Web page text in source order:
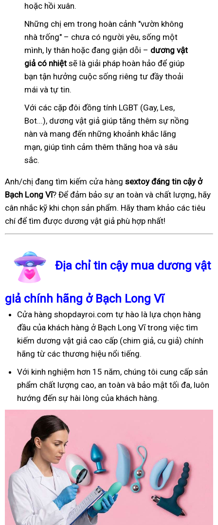
hoặc hồi xuân.
Những chị em trong hoàn cảnh "vườn không
nhà trống" – chưa có người yêu, sống một
mình, ly thân hoặc đang giận dỗi – dương vật
giả có nhiệt sẽ là giải pháp hoàn hảo để giúp
bạn tận hưởng cuộc sống riêng tư đầy thoải
mái và tự tin.
Với các cặp đôi đồng tính LGBT (Gay, Les,
Bot...), dương vật giả giúp tăng thêm sự nồng
nàn và mang đến những khoảnh khắc lãng
mạn, giúp tình cảm thêm thăng hoa và sâu
sắc.
Anh/chị đang tìm kiếm cửa hàng sextoy đáng tin cậy ở
Bạch Long Vĩ? Để đảm bảo sự an toàn và chất lượng, hãy
cân nhắc kỹ khi chọn sản phẩm. Hãy tham khảo các tiêu
chí để tìm được dương vật giả phù hợp nhất!
Địa chỉ tin cậy mua dương vật
giả chính hãng ở Bạch Long Vĩ
Cửa hàng shopdayroi.com tự hào là lựa chọn hàng
đầu của khách hàng ở Bạch Long Vĩ trong việc tìm
kiếm dương vật giả cao cấp (chim giả, cu giả) chính
hãng từ các thương hiệu nổi tiếng.
Với kinh nghiệm hơn 15 năm, chúng tôi cung cấp sản
phẩm chất lượng cao, an toàn và bảo mật tối đa, luôn
hướng đến sự hài lòng của khách hàng.